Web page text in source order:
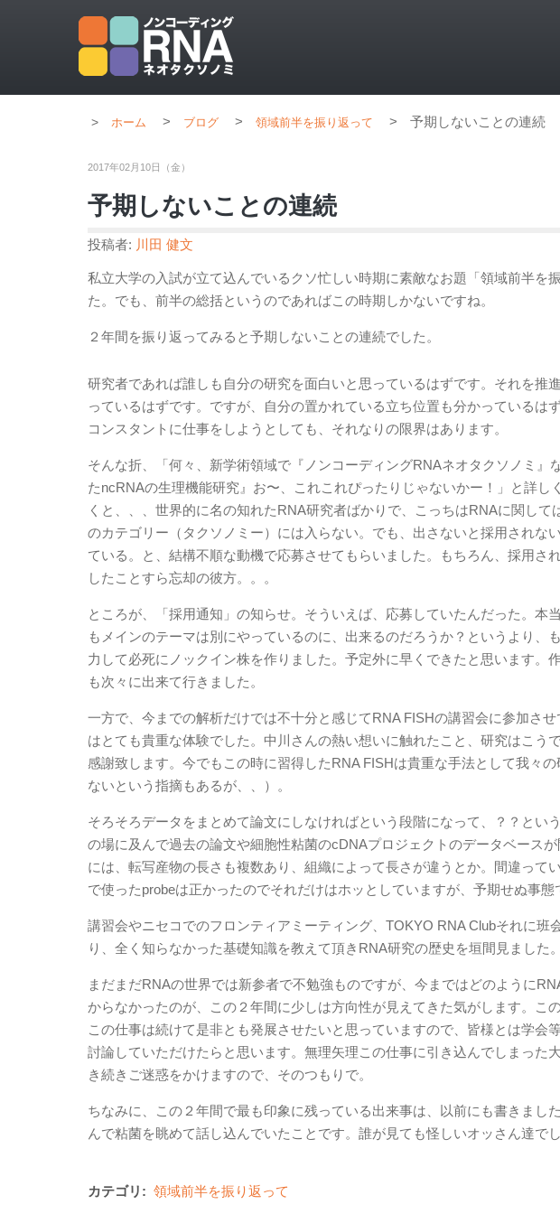
ホーム > ブログ > 領域前半を振り返って > 予期しないことの連続
2017年02月10日（金）
予期しないことの連続
投稿者: 川田 健文
私立大学の入試が立て込んでいるクソ忙しい時期に素敵なお題「領域前半を
た。でも、前半の総括というのであればこの時期しかないですね。
２年間を振り返ってみると予期しないことの連続でした。
研究者であれば誰しも自分の研究を面白いと思っているはずです。それを推
っているはずです。ですが、自分の置かれている立ち位置も分かっているは
コンスタントに仕事をしようとしても、それなりの限界はあります。
そんな折、「何々、新学術領域で『ノンコーディングRNAネオタクソノミ』
たncRNAの生理機能研究』お〜、これこれぴったりじゃないかー！」と詳
くと、、、世界的に名の知れたRNA研究者ばかりで、こっちはRNAに関して
のカテゴリー（タクソノミー）には入らない。でも、出さないと採用されな
ている。と、結構不順な動機で応募させてもらいました。もちろん、採用さ
したことすら忘却の彼方。。。
ところが、「採用通知」の知らせ。そういえば、応募していたんだった。本
もメインのテーマは別にやっているのに、出来るのだろうか？というより、
力して必死にノックイン株を作りました。予定外に早くできたと思います。
も次々に出来て行きました。
一方で、今までの解析だけでは不十分と感じてRNA FISHの講習会に参加さ
はとても貴重な体験でした。中川さんの熱い想いに触れたこと、研究はこう
感謝致します。今でもこの時に習得したRNA FISHは貴重な手法として我々
ないという指摘もあるが、、）。
そろそろデータをまとめて論文にしなければという段階になって、？？とい
の場に及んで過去の論文や細胞性粘菌のcDNAプロジェクトのデータベース
には、転写産物の長さも複数あり、組織によって長さが違うとか。間違って
で使ったprobeは正かったのでそれだけはホッとしていますが、予期せぬ事態
講習会やニセコでのフロンティアミーティング、TOKYO RNA Clubそれに班
り、全く知らなかった基礎知識を教えて頂きRNA研究の歴史を垣間見ました。
まだまだRNAの世界では新参者で不勉強ものですが、今まではどのように
からなかったのが、この２年間に少しは方向性が見えてきた気がします。こ
この仕事は続けて是非とも発展させたいと思っていますので、皆様とは学会
討論していただけたらと思います。無理矢理この仕事に引き込んでしまった
き続きご迷惑をかけますので、そのつもりで。
ちなみに、この２年間で最も印象に残っている出来事は、以前にも書きまし
んで粘菌を眺めて話し込んでいたことです。誰が見ても怪しいオッさん達でし
カテゴリ: 領域前半を振り返って